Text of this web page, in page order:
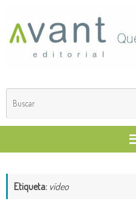
contenido
Etiqueta: vídeo